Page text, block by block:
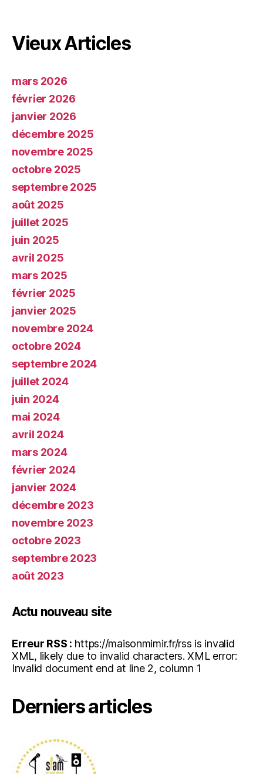
Vieux Articles
mars 2026
février 2026
janvier 2026
décembre 2025
novembre 2025
octobre 2025
septembre 2025
août 2025
juillet 2025
juin 2025
avril 2025
mars 2025
février 2025
janvier 2025
novembre 2024
octobre 2024
septembre 2024
juillet 2024
juin 2024
mai 2024
avril 2024
mars 2024
février 2024
janvier 2024
décembre 2023
novembre 2023
octobre 2023
septembre 2023
août 2023
Actu nouveau site
Erreur RSS : https://maisonmimir.fr/rss is invalid
XML, likely due to invalid characters. XML error:
Invalid document end at line 2, column 1
Derniers articles